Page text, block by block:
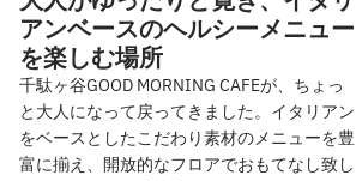
アンベースのヘルシーメニュー
を楽しむ場所
千駄ヶ谷GOOD MORNING CAFEが、ちょっ
と大人になって戻ってきました。イタリアン
をベースとしたこだわり素材のメニューを豊
富に揃え、開放的なフロアでおもてなし致し